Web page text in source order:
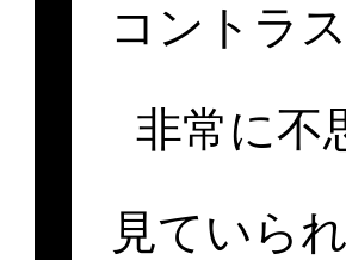
コントラ
非常に不
見ていら